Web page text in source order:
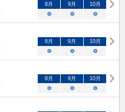
8月 9月 10月
○ ○ ○
8月 9月 10月
○ ○ ○
8月 9月 10月
○ ○ ○